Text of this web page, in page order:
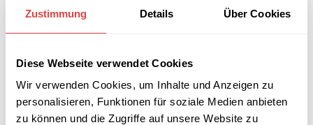
Zustimmung Details Über Cookies
Diese Webseite verwendet Cookies
Wir verwenden Cookies, um Inhalte und Anzeigen zu
personalisieren, Funktionen für soziale Medien anbieten
zu können und die Zugriffe auf unsere Website zu
größeren
Stückzahlen?
B2B-Angebot
anfordern
Artikelnummer:552494
Kategorie: Gartenstühle und -sessel
Marke:Gastro Uzal